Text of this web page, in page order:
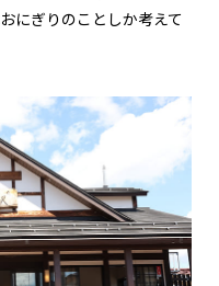
にぎりのことしか考えて